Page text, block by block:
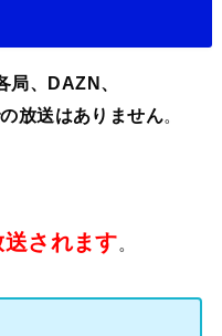
局、DAZN、
放送はありません。
されます